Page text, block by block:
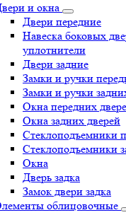
и окна
Двери передние
Навеска боковых
уплотнители
Двери задние
Замки и ручки
Замки и ручки
Окна передних
Окна задних дверей
Стеклоподъемники
Стеклоподъемники
Окна
Дверь задка
Замок двери задка
облицовочные